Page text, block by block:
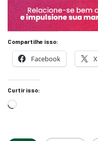
Compartilhe isso:
Facebook X
Curtir isso: